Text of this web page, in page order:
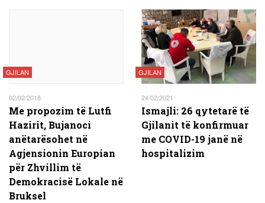
GJILAN
02/02/2018
Me propozim të Lutfi
Hazirit, Bujanoci
anëtarësohet në
Agjensionin Europian
për Zhvillim të
Demokracisë Lokale në
Bruksel
GJILAN
24/02/2021
Ismajli: 26 qytetarë të
Gjilanit të konfirmuar
me COVID-19 janë në
hospitalizim​